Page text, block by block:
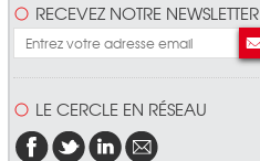
RECEVEZ NOTRE NEWSLETTER
LE CERCLE EN RÉSEAU